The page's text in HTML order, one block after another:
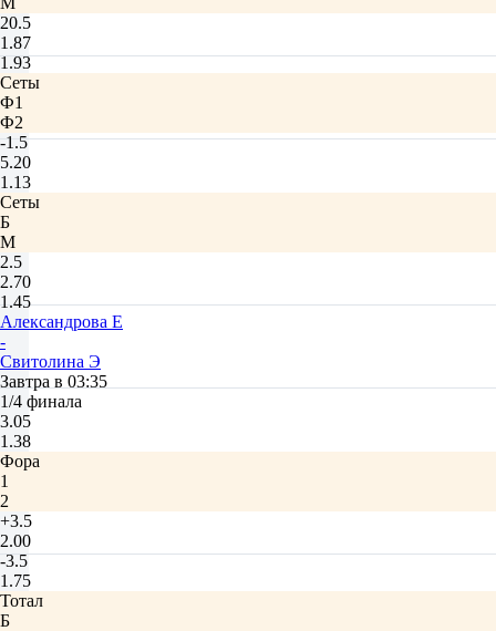
20.5
1.87
1.93
Сеты
Ф1
Ф2
-1.5
5.20
1.13
Сеты
Б
М
2.5
2.70
1.45
Александрова Е
-
Свитолина Э
Завтра в 03:35
1/4 финала
3.05
1.38
Фора
1
2
+3.5
2.00
-3.5
1.75
Тотал
Б